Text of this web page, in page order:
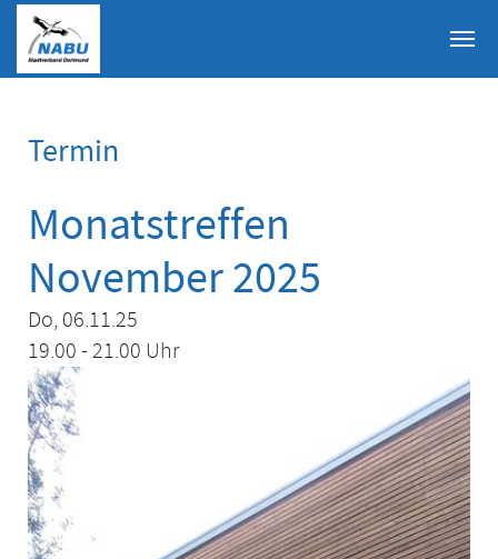
Skip to main content
Termin
Monatstreffen
November 2025
Do, 06.11.25
19.00 - 21.00 Uhr
Show larger version